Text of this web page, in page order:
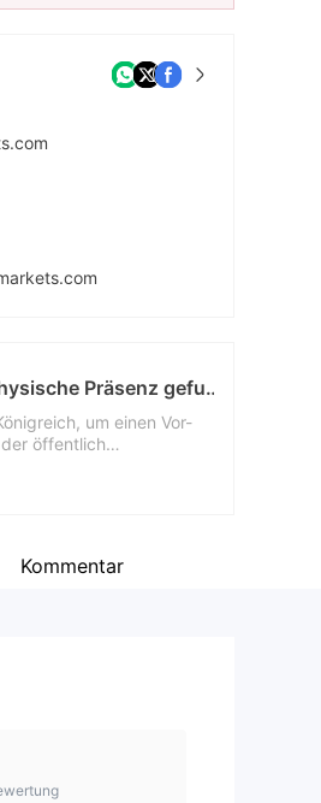
FALCON Vereinigtes Königreich Verifiziert: Keine physische Präsenz gefunden
um einen Vor-
öffentlich
wie der Firmenname
keinen echten
Kommentar